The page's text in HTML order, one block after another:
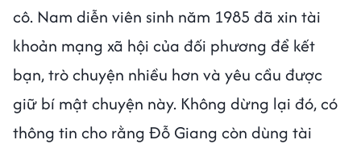
cô. Nam diễn viên sinh năm 1985 đã xin tài
khoản mạng xã hội của đối phương để kết
bạn, trò chuyện nhiều hơn và yêu cầu được
giữ bí mật chuyện này. Không dừng lại đó, có
thông tin cho rằng Đỗ Giang còn dùng tài